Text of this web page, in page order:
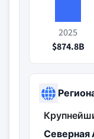
2025
$874.8B
Северная